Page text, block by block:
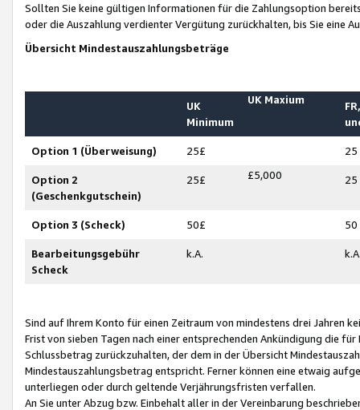
Sollten Sie keine gültigen Informationen für die Zahlungsoption
oder die Auszahlung verdienter Vergütung zurückhalten, bis Sie
Übersicht Mindestauszahlungsbeträge
UK
Minimum
UK Maxium
Option 1 (Überweisung) 25£ 25
Option 2
(Geschenkgutschein)
25£ £5,000 25
Option 3 (Scheck) 50£ 50
Bearbeitungsgebühr
Scheck
k.A.
Sind auf Ihrem Konto für einen Zeitraum von mindestens drei Jahren
Frist von sieben Tagen nach einer entsprechenden Ankündigung die
Schlussbetrag zurückzuhalten, der dem in der Übersicht
Mindestauszahlungsbetrag entspricht. Ferner können eine etwaig
unterliegen oder durch geltende Verjährungsfristen verfallen.
An Sie unter Abzug bzw. Einbehalt aller in der Vereinbarung